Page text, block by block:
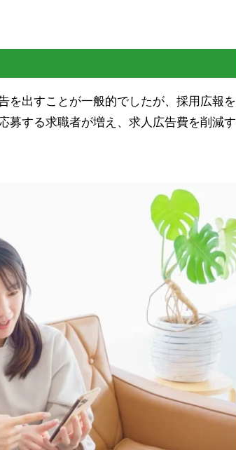
を出すことが一般的でしたが、採用広報を
募する求職者が増え、求人広告費を削減す